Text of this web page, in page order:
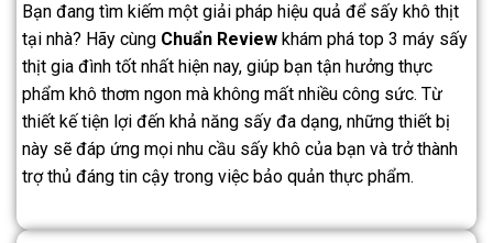
Bạn đang tìm kiếm một giải pháp hiệu quả để sấy khô thịt
tại nhà? Hãy cùng Chuẩn Review khám phá top 3 máy sấy
thịt gia đình tốt nhất hiện nay, giúp bạn tận hưởng thực
phẩm khô thơm ngon mà không mất nhiều công sức. Từ
thiết kế tiện lợi đến khả năng sấy đa dạng, những thiết bị
này sẽ đáp ứng mọi nhu cầu sấy khô của bạn và trở thành
trợ thủ đáng tin cậy trong việc bảo quản thực phẩm.